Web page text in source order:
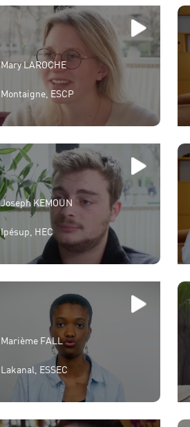
Mary LAROCHE
Montaigne, ESCP
Joseph KEMOUN
Ipésup, HEC
Marième FALL
Lakanal, ESSEC